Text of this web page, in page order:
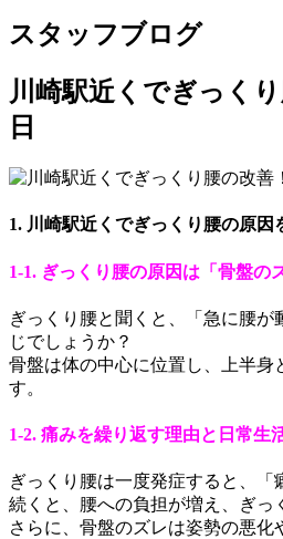
スタッフブログ
川崎駅近くでぎっく
日
1. 川崎駅近くでぎっくり腰の原
1-1. ぎっくり腰の原因は「骨盤の
ぎっくり腰と聞くと、「急に腰
じでしょうか？
骨盤は体の中心に位置し、上半身
す。
1-2. 痛みを繰り返す理由と日常生
ぎっくり腰は一度発症すると、
続くと、腰への負担が増え、ぎっ
さらに、骨盤のズレは姿勢の悪